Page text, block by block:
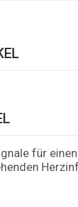
für einen